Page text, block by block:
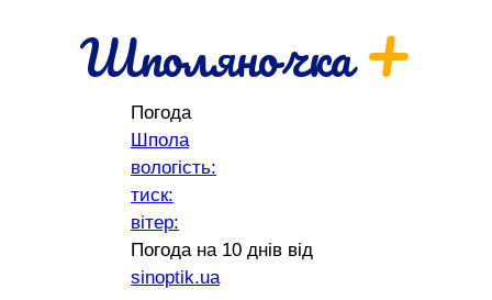
Шполяночка+
Погода
Шпола
вологість:
тиск:
вітер:
Погода на 10 днів від
sinoptik.ua